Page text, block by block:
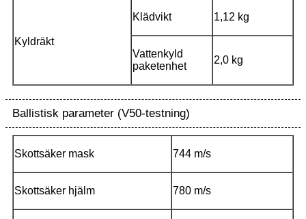
Kyldräkt
Klädvikt 1,12 kg
Vattenkyld
paketenhet
2,0 kg
Ballistisk parameter (V50-testning)
Skottsäker mask 744 m/s
Skottsäker hjälm 780 m/s